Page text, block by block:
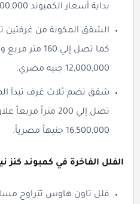
بداية أسعار الكمبوند 9,000,000 جنية مصري.
كما تصل إلي
12,000,000 جنيه مصري.
تصل إلي 200 متراً
16,500,000 جنيهاً مصرياً.
الفلل الفاخرة في كمبوند كنز